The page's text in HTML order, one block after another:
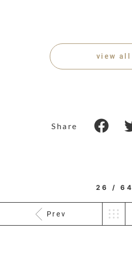
view all
Share
26 / 64
Prev